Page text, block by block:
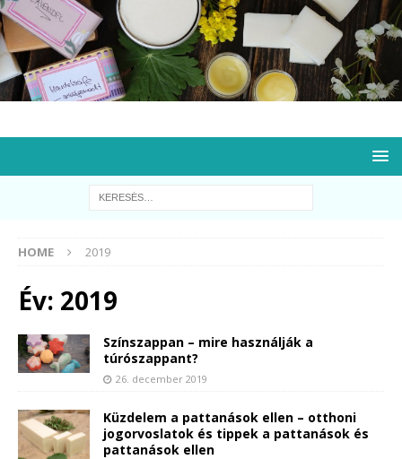
HOME 2019
Év: 2019
Színszappan – mire használják a
túrószappant?
26. december 2019
Küzdelem a pattanások ellen – otthoni
jogorvoslatok és tippek a pattanások és
pattanások ellen